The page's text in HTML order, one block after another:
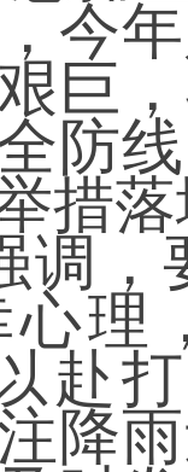
今
巨
防
措
调，
心理
赴
降